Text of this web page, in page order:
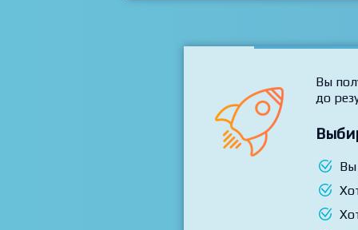
Вы
до
Вы